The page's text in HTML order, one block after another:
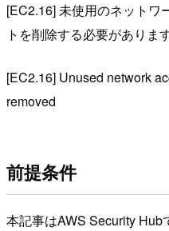
[EC2.16] 未使用のネットワ
トを削除する必要がありま
[EC2.16] Unused network
removed
前提条件
本記事はAWS Security